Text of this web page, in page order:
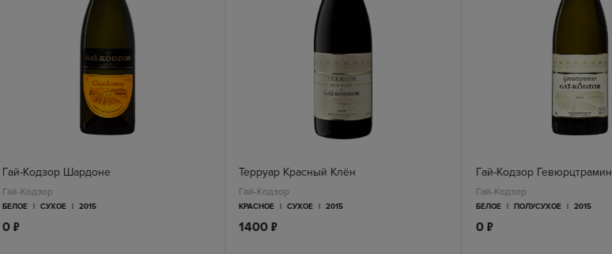
Гай-Кодзор Шардоне
Гай-Кодзор
БЕЛОЕ СУХОЕ 2015
0 п
Терруар Красный Клён
Гай-Кодзор
КРАСНОЕ СУХОЕ 2015
1400п
Гай-Кодзор
Гай-Кодзор
БЕЛОЕ ПОЛУСУХОЕ 2015
0 п